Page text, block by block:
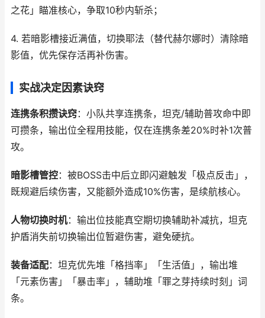
之花」瞄准核心，争取10秒内斩杀；
4. 若暗影槽接近满值，切换耶法（替代赫尔娜时）清除暗
影值，优先保存活再补伤害。
实战决定因素诀窍
连携条积攒诀窍：小队共享连携条，坦克/辅助普攻命中即
可攒条，输出位全程用技能，仅在连携条差20%时补1次普
攻。
暗影槽管控：被BOSS击中后立即闪避触发「极点反击」，
既规避后续伤害，又能额外造成10%伤害，是续航核心。
人物切换时机：输出位技能真空期切换辅助补减抗，坦克
护盾消失前切换输出位暂避伤害，避免硬抗。
装备适配：坦克优先堆「格挡率」「生活值」，输出堆
「元素伤害」「暴击率」，辅助堆「罪之芽持续时刻」词
条。